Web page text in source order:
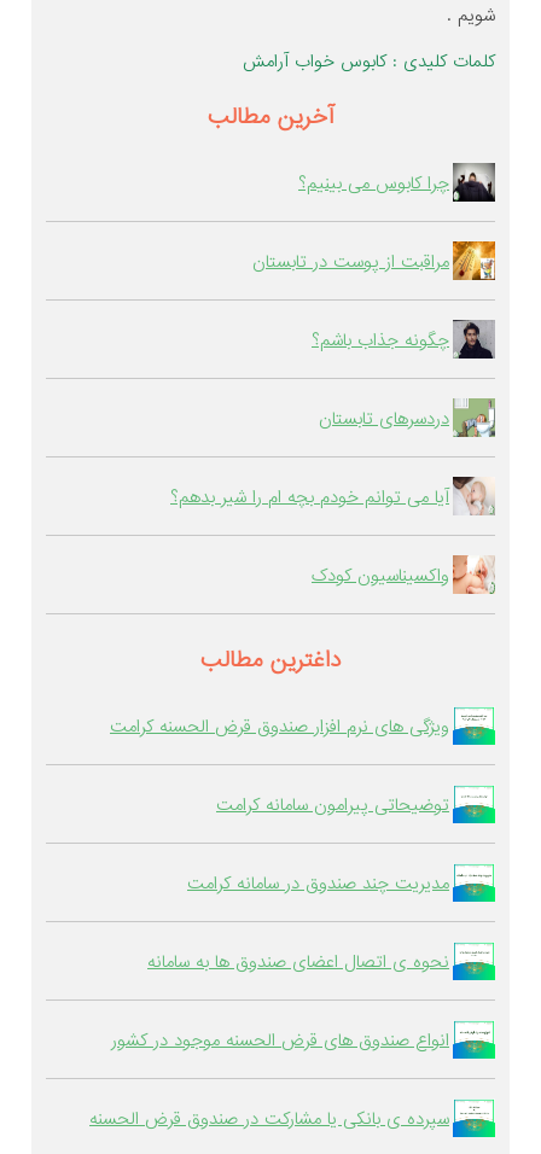
شویم .
کلمات کلیدی :کابوس خواب آرامش
آخرین مطالب
چرا کابوس می بینیم؟
مراقبت از پوست در تابستان
چگونه جذاب باشم؟
دردسرهای تابستان
آیا می توانم خودم بچه ام را شیر بدهم؟
واکسیناسیون کودک
داغترین مطالب
ویژگی های نرم افزار صندوق قرض الحسنه کرامت
توضیحاتی پیرامون سامانه کرامت
مدیریت چند صندوق در سامانه کرامت
نحوه ی اتصال اعضای صندوق ها به سامانه
انواع صندوق های قرض الحسنه موجود در کشور
سپرده ی بانکی یا مشارکت در صندوق قرض الحسنه